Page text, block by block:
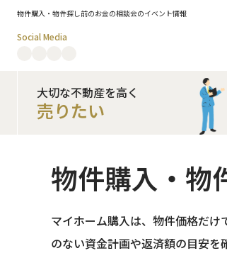
物件購入・物件探し前のお金の相談会のイベント情報
Social Media
大切な不動産を高く
売りたい
物件購入・物
マイホーム購入は、物件価格だ
のない資金計画や返済額の目安を